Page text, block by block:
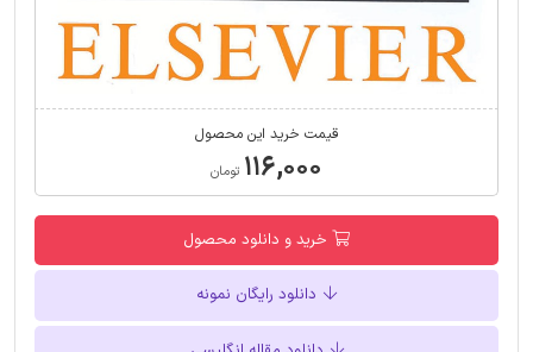
قیمت خرید این محصول
۱۱۶,۰۰۰ تومان
خرید و دانلود محصول
دانلود رایگان نمونه